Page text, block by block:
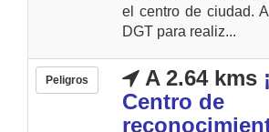
el centro de ciudad.
DGT para realiz...
Peligros A 2.64 kms
Centro de